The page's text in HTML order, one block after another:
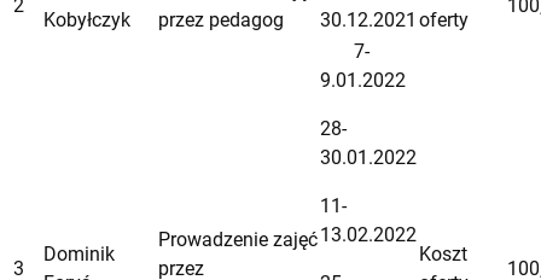
2
Kobyłczyk
przez pedagog
30.12.2021 oferty
3
Dominik
Prowadzenie zajęć
przez
7-
9.01.2022
28-
30.01.2022
11-
13.02.2022
Koszt